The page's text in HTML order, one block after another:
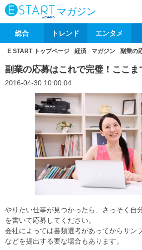
マガジン
総合 トレンド エンタメ
E START トップページ 経済 マガジン 副業の
副業の応募はこれで完璧！ここま
2016-04-30 10:00:04
やりたい仕事が見つかったら、さっそく自
を書いて応募してください。
会社によっては書類選考があってからサン
などを提出する要な場合もあります。